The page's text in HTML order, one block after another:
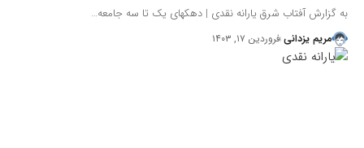
به گزارش آفتاب شرق یارانه نقدی | دهکهای یک تا سه جامعه…
مریم یزدانی فروردین ۱۷, ۱۴۰۳